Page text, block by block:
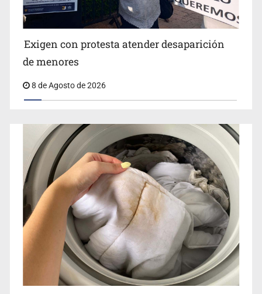
Exigen con protesta atender desaparición
de menores
8 de Agosto de 2026